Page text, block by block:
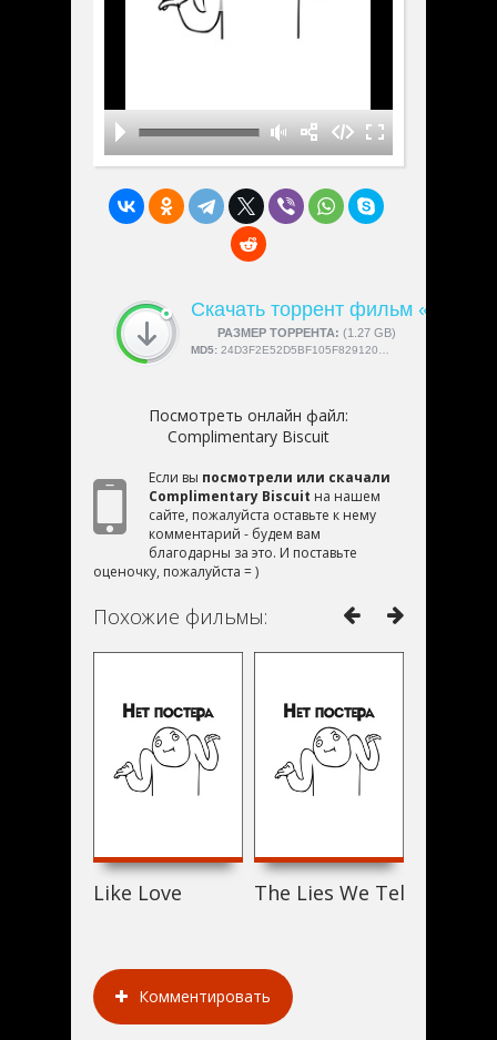
Скачать торрент фильм
РАЗМЕР ТОРРЕНТА: (1.27 GB)
СКАЧАЛИ:4189
MD5: 24D3F2E52D5BF105F829120A8E0B1C8F
Посмотреть онлайн файл:
Complimentary Biscuit
Если вы посмотрели или скачали
Complimentary Biscuit на нашем
сайте, пожалуйста оставьте к нему
комментарий - будем вам
благодарны за это. И поставьте
оценочку, пожалуйста = )
Похожие фильмы:
Like Love The Lies We Tell
Комментировать